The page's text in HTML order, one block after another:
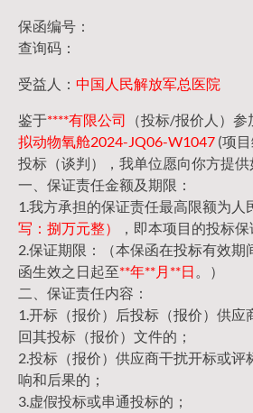
保函编号：
查询码：
受益人： 中国人民解放军总医院
鉴于****有限公司 （投标/报价人）
拟动物氧舱2024-JQ06-W1047 (项
投标（谈判），我单位愿向你方提供
一、保证责任金额及期限：
1.我方承担的保证责任最高限额为人
写：捌万元整）
，即本项目的投标保
2.保证期限：（本保函在投标有效期
函生效之日起至**年**月**日 。）
二、保证责任内容：
1.开标（报价）后投标（报价）供应
回其投标（报价）文件的；
2.投标（报价）供应商干扰开标或评
响和后果的；
3.虚假投标或串通投标的；